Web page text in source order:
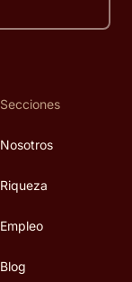
Secciones
Nosotros
Riqueza
Empleo
Blog